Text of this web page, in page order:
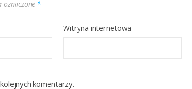
oznaczone *
Witryna internetowa
komentarzy.